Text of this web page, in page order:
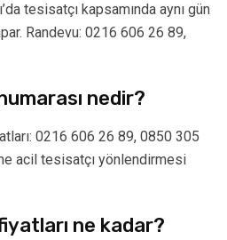
tesisatçı kapsamında aynı gün
Randevu: 0216 606 26 89,
nedir?
0216 606 26 89, 0850 305
acil tesisatçı yönlendirmesi
fiyatları ne kadar?